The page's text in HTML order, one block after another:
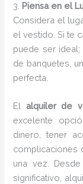
3. Piensa en el
Considera el
el vestido. Si te
puede ser
de banquetes,
perfecta.
El alquiler de
excelente
dinero, tener
complicaciones
una vez.
significativo,